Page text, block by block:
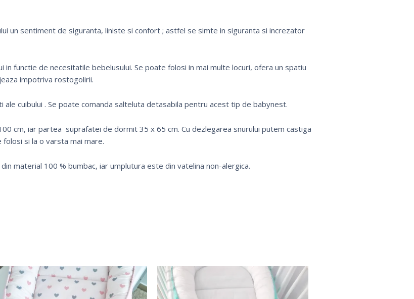
un sentiment de siguranta, liniste si confort ; astfel se simte in siguranta si increzator
functie de necesitatile bebelusului. Se poate folosi in mai multe locuri, ofera un spatiu
impotriva rostogolirii.
cuibului . Se poate comanda salteluta detasabila pentru acest tip de babynest.
cm, iar partea suprafatei de dormit 35 x 65 cm. Cu dezlegarea snurului putem castiga
si la o varsta mai mare.
material 100 % bumbac, iar umplutura este din vatelina non-alergica.